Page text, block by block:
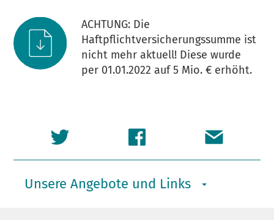
ACHTUNG: Die
Haftpflichtversicherungssumme ist
nicht mehr aktuell! Diese wurde
per 01.01.2022 auf 5 Mio. € erhöht.
Unsere Angebote und Links